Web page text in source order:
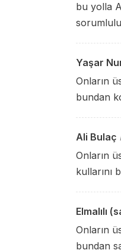
bu yolla
Yaşar
Onların
bundan
Ali Bulaç
Onların
kullarını
Elmalılı
Onların
bundan